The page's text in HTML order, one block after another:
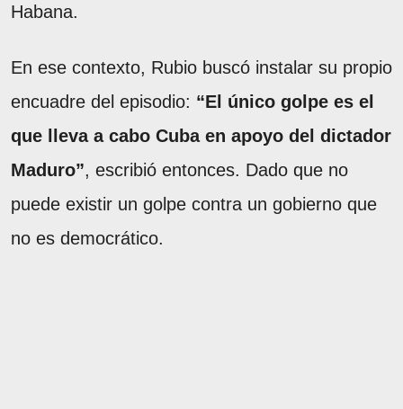
Habana.
En ese contexto, Rubio buscó instalar su propio
encuadre del episodio: “El único golpe es el
que lleva a cabo Cuba en apoyo del dictador
Maduro”, escribió entonces. Dado que no
puede existir un golpe contra un gobierno que
no es democrático.